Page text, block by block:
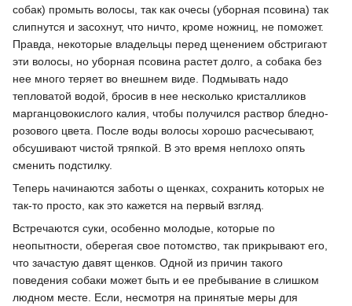
собак) промыть волосы, так как очесы (уборная псовина) так
слипнутся и засохнут, что ничто, кроме ножниц, не поможет.
Правда, некоторые владельцы перед щенением обстригают
эти волосы, но уборная псовина растет долго, а собака без
нее много теряет во внешнем виде. Подмывать надо
тепловатой водой, бросив в нее несколько кристалликов
марганцовокислого калия, чтобы получился раствор бледно-
розового цвета. После воды волосы хорошо расчесывают,
обсушивают чистой тряпкой. В это время неплохо опять
сменить подстилку.
Теперь начинаются заботы о щенках, сохранить которых не
так-то просто, как это кажется на первый взгляд.
Встречаются суки, особенно молодые, которые по
неопытности, оберегая свое потомство, так прикрывают его,
что зачастую давят щенков. Одной из причин такого
поведения собаки может быть и ее пребывание в слишком
людном месте. Если, несмотря на принятые меры для